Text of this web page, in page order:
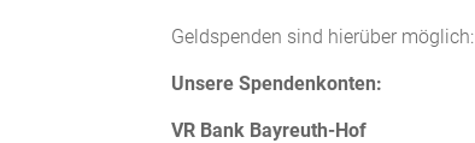
Geldspenden sind hierüber möglich:
Unsere Spendenkonten:
VR Bank Bayreuth-Hof